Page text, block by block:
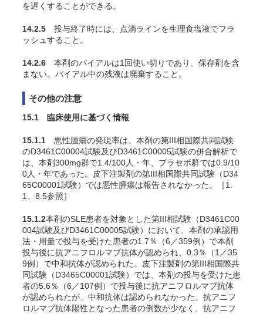
を遅くすることができる。
14.2.5 投与終了時には、点滴ラインを生理食塩液でフラ
ッシュすること。
14.2.6 本剤のバイアルは1回使い切りであり、保存剤を含
まない。バイアル中の残液は廃棄すること。
その他の注意
15.1 臨床使用に基づく情報
15.1.1 悪性腫瘍の発現率は、 本剤の第III相国際共同試験
のD3461C00004試験及びD3461C00005試験の併合解析で
は、本剤300mg群で1.4/100人・年、プラセボ群では0.9/10
0人・年であった。
皮下注製剤の第III相国際共同試験（D34
65C00001試験）では悪性腫瘍は報告されなかった。
［1.
1、8.5参照］
15.1.2本剤のSLE患者を対象とした第III相試験（D3461C00
004試験及びD3461C00005試験）において、本剤の承認用
法・用量で投与を受けた患者の1.7％（6／359例）で本剤
投与後に抗アニフロルマブ抗体が認められ、0.3％（1／35
9例）で中和抗体が認められた。
皮下注製剤の第III相国際共
同試験（D3465C00001試験）では、本剤の投与を受けた患
者の5.6％（6／107例）で投与後に抗アニフロルマブ抗体
が認められたが、中和抗体は認められなかった。 抗アニフ
ロルマブ抗体陽性となった患者の例数が少なく、抗アニフ